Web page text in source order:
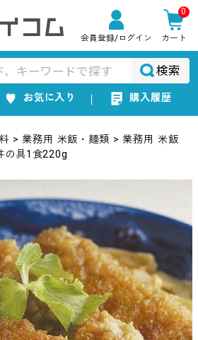
会員登録/ログイン
0
カート
検索
お気に入り 購入履歴
業務用 米飯・麺類
業務用 米飯
の具1食220g